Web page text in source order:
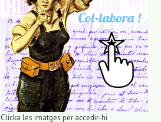
Clicka les imatges per accedir-hi